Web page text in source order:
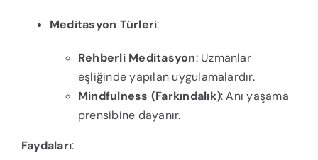
Meditasyon Türleri:
Rehberli Meditasyon: Uzmanlar
eşliğinde yapılan uygulamalardır.
Mindfulness (Farkındalık): Anı yaşama
prensibine dayanır.
Faydaları: